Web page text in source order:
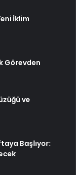
İklim
Görevden
ve
Başlıyor: